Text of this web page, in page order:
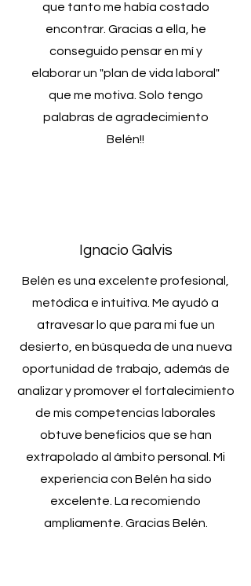
que tanto me había costado
encontrar. Gracias a ella, he
conseguido pensar en mí y
elaborar un "plan de vida laboral"
que me motiva. Solo tengo
palabras de agradecimiento
Belén!!
Ignacio Galvis
Belén es una excelente profesional,
metódica e intuitiva. Me ayudó a
atravesar lo que para mi fue un
desierto, en búsqueda de una nueva
oportunidad de trabajo, además de
analizar y promover el fortalecimiento
de mis competencias laborales
obtuve beneficios que se han
extrapolado al ámbito personal. Mi
experiencia con Belén ha sido
excelente. La recomiendo
ampliamente. Gracias Belén.